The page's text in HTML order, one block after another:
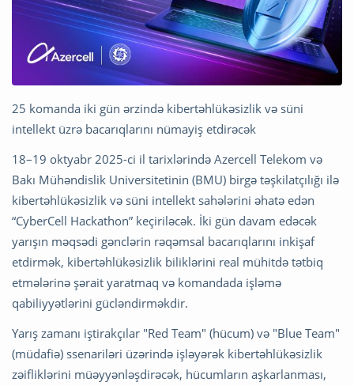
25 komanda iki gün ərzində kibertəhlükəsizlik və süni
intellekt üzrə bacarıqlarını nümayiş etdirəcək
18–19 oktyabr 2025-ci il tarixlərində Azercell Telekom və
Bakı Mühəndislik Universitetinin (BMU) birgə təşkilatçılığı ilə
kibertəhlükəsizlik və süni intellekt sahələrini əhatə edən
“CyberCell Hackathon” keçiriləcək. İki gün davam edəcək
yarışın məqsədi gənclərin rəqəmsal bacarıqlarını inkişaf
etdirmək, kibertəhlükəsizlik biliklərini real mühitdə tətbiq
etmələrinə şərait yaratmaq və komandada işləmə
qabiliyyətlərini gücləndirməkdir.
Yarış zamanı iştirakçılar "Red Team" (hücum) və "Blue Team"
(müdafiə) ssenariləri üzərində işləyərək kibertəhlükəsizlik
zəifliklərini müəyyənləşdirəcək, hücumların aşkarlanması,